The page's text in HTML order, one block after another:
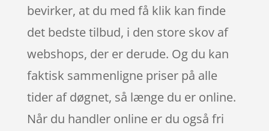
bevirker, at du med få klik kan finde
det bedste tilbud, i den store skov af
webshops, der er derude. Og du kan
faktisk sammenligne priser på alle
tider af døgnet, så længe du er online.
Når du handler online er du også fri